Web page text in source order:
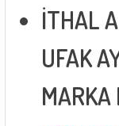
İTHAL
UFAK
MARKA